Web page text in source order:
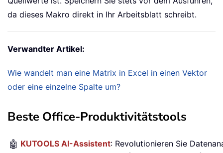
da dieses Makro direkt in Ihr Arbeitsblatt schreibt.
Verwandter Artikel:
Wie wandelt man eine Matrix in Excel in einen Vektor
oder eine einzelne Spalte um?
Beste Office-Produktivitätstools
🤖 KUTOOLS AI-Assistent: Revolutionieren Sie